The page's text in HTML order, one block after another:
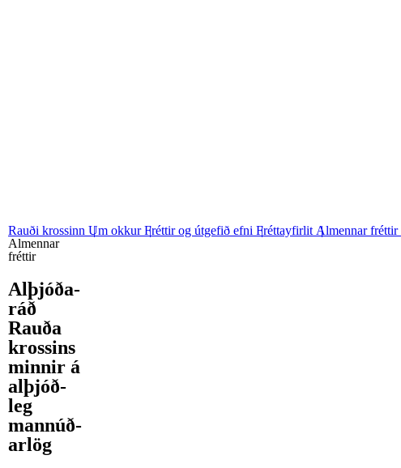
Rauði krossinn Um okkurFréttir og útgefið efni Fréttayfirlit Almennar fréttir
Almennar
fréttir
Al­þjóða­
ráð
Rauða
krossins
minnir á
al­þjóð­
leg
mann­úð­
ar­lög